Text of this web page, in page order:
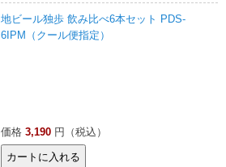
地ビール独歩 飲み比べ6本セット PDS-
6IPM（クール便指定）
価格 3,190 円（税込）